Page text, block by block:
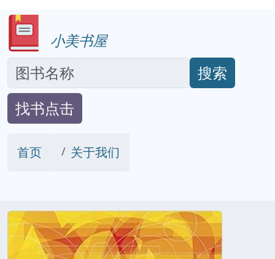
小美书屋
搜索
找书点击
首页 关于我们